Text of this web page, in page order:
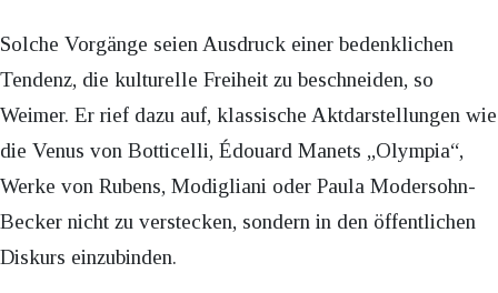
Solche Vorgänge seien Ausdruck einer bedenklichen
Tendenz, die kulturelle Freiheit zu beschneiden, so
Weimer. Er rief dazu auf, klassische Aktdarstellungen wie
die Venus von Botticelli, Édouard Manets „Olympia“,
Werke von Rubens, Modigliani oder Paula Modersohn-
Becker nicht zu verstecken, sondern in den öffentlichen
Diskurs einzubinden.